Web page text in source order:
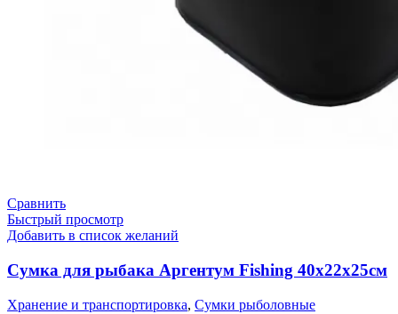
Сравнить
Быстрый просмотр
Добавить в список желаний
Сумка для рыбака Аргентум Fishing 40х22х25см
Хранение и транспортировка, Сумки рыболовные